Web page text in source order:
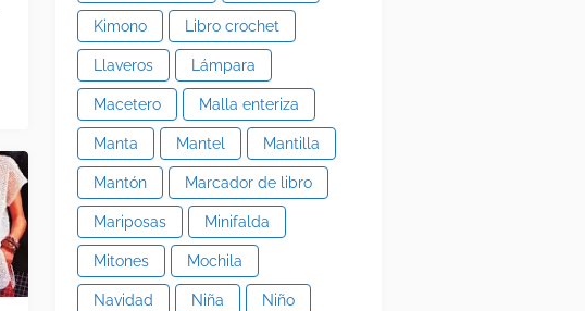
Kimono Libro crochet
Llaveros Lámpara
Macetero Malla enteriza
Manta Mantel Mantilla
Mantón Marcador de libro
Mariposas Minifalda
Mitones Mochila
Navidad Niña Niño